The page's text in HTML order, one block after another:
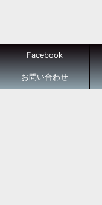
Facebook
お問い合わせ